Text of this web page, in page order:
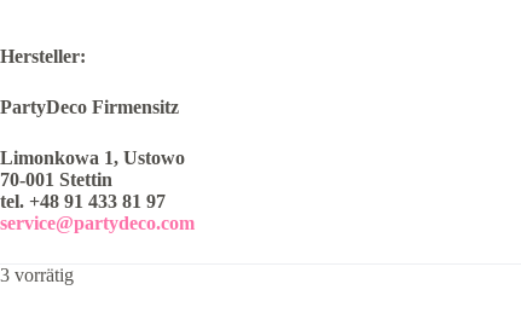
Hersteller:
PartyDeco Firmensitz
Limonkowa 1, Ustowo
70-001 Stettin
tel. +48 91 433 81 97
service@partydeco.com
3 vorrätig